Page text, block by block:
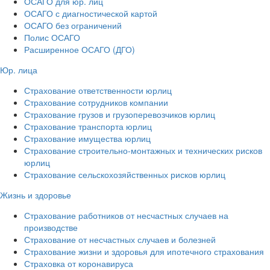
ОСАГО с диагностической картой
ОСАГО без ограничений
Полис ОСАГО
Расширенное ОСАГО (ДГО)
Юр. лица
Страхование ответственности юрлиц
Страхование сотрудников компании
Страхование грузов и грузоперевозчиков юрлиц
Страхование транспорта юрлиц
Страхование имущества юрлиц
Страхование строительно-монтажных и технических рисков
юрлиц
Страхование сельскохозяйственных рисков юрлиц
Жизнь и здоровье
Страхование работников от несчастных случаев на
производстве
Страхование от несчастных случаев и болезней
Страхование жизни и здоровья для ипотечного страхования
Страховка от коронавируса